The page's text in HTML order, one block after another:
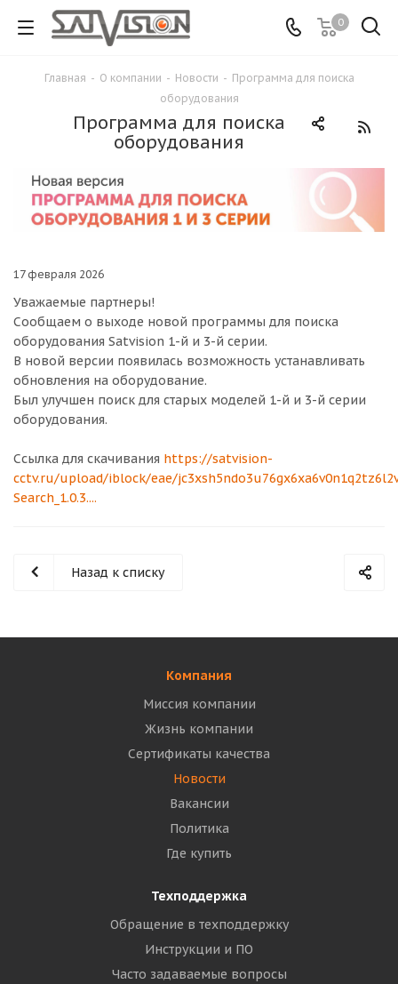
0
Главная - О компании - Новости - Программа для поиска
оборудования
Программа для поиска
оборудования
17 февраля 2026
Уважаемые партнеры!
Сообщаем о выходе новой программы для поиска
оборудования Satvision 1-й и 3-й серии.
В новой версии появилась возможность устанавливать
обновления на оборудование.
Был улучшен поиск для старых моделей 1-й и 3-й серии
оборудования.
Ссылка для скачивания https://satvision-
cctv.ru/upload/iblock/eae/
Search_1.0.3....
Назад к списку
Компания
Миссия компании
Жизнь компании
Сертификаты качества
Новости
Вакансии
Политика
Где купить
Техподдержка
Обращение в техподдержку
Инструкции и ПО
Часто задаваемые вопросы